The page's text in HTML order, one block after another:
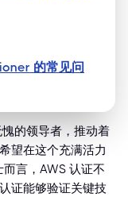
的常见问
的领导者，推动着
望在这个充满活力
言，AWS 认证不
证能够验证关键技